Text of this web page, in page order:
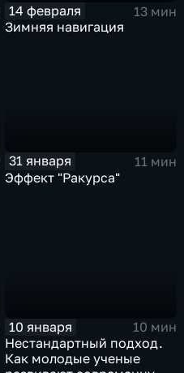
14 февраля
13 мин
Зимняя навигация
31 января
11 мин
Эффект "Ракурса"
10 января
10 мин
Нестандартный подход.
Как молодые ученые